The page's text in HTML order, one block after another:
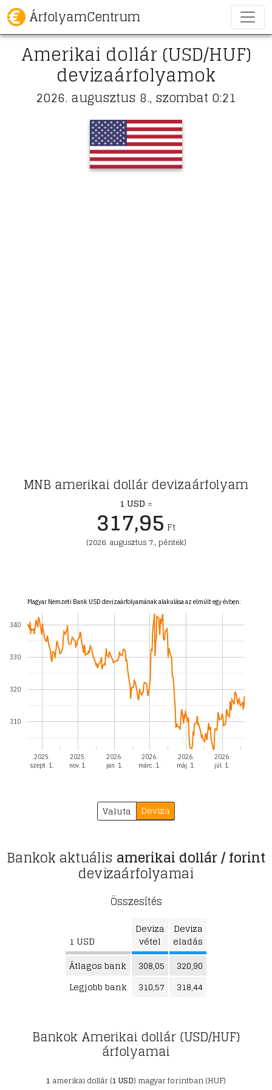
ÁrfolyamCentrum
Amerikai dollár (USD/HUF)
devizaárfolyamok
2026. augusztus 8., szombat 0:21
MNB amerikai dollár devizaárfolyam
1 USD =
317,95 Ft
(2026. augusztus 7., péntek)
Magyar Nemzeti Bank USD devizaárfolyamának alakulása az elmúlt egy évben:
2025.
szept. 1.
2025.
nov. 1.
2026.
jan. 1.
2026.
márc. 1.
2026.
máj. 1.
2026.
júl. 1.
310
320
330
340
Valuta Deviza
Bankok aktuális amerikai dollár / forint
devizaárfolyamai
Összesítés
1 USD
Deviza
vétel
Deviza
eladás
Átlagos bank
308,05
320,90
Legjobb bank
310,57 318,44
Bankok Amerikai dollár (USD/HUF)
árfolyamai
1 amerikai dollár (1 USD) magyar forintban (HUF)